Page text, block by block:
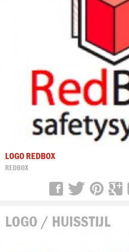
LOGO REDBOX
REDBOX
LOGO / HUISSTIJL